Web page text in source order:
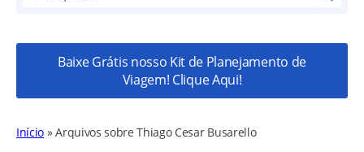
Baixe Grátis nosso Kit de Planejamento de
Viagem! Clique Aqui!
Início »Arquivos sobre Thiago Cesar Busarello